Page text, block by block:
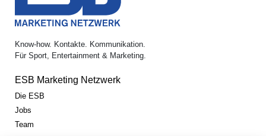
Know-how. Kontakte. Kommunikation.
Für Sport, Entertainment & Marketing.
ESB Marketing Netzwerk
Die ESB
Jobs
Team